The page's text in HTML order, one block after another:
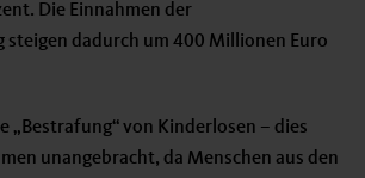
Die Einnahmen der
steigen dadurch um 400 Millionen Euro
„Bestrafung“ von Kinderlosen – dies
unangebracht, da Menschen aus den